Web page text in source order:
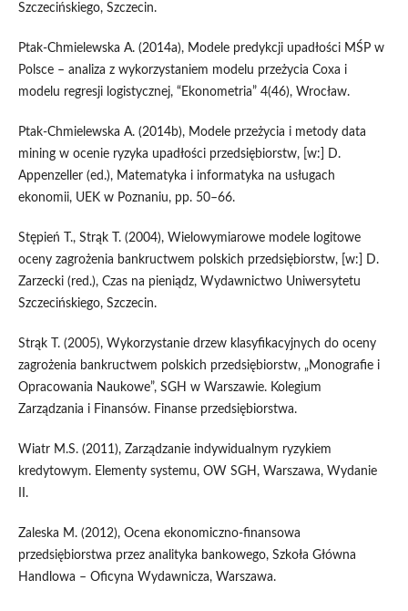
Szczecińskiego, Szczecin.
Ptak-Chmielewska A. (2014a), Modele predykcji upadłości MŚP w
Polsce – analiza z wykorzystaniem modelu przeżycia Coxa i
modelu regresji logistycznej, “Ekonometria” 4(46), Wrocław.
Ptak-Chmielewska A. (2014b), Modele przeżycia i metody data
mining w ocenie ryzyka upadłości przedsiębiorstw, [w:] D.
Appenzeller (ed.), Matematyka i informatyka na usługach
ekonomii, UEK w Poznaniu, pp. 50–66.
Stępień T., Strąk T. (2004), Wielowymiarowe modele logitowe
oceny zagrożenia bankructwem polskich przedsiębiorstw, [w:] D.
Zarzecki (red.), Czas na pieniądz, Wydawnictwo Uniwersytetu
Szczecińskiego, Szczecin.
Strąk T. (2005), Wykorzystanie drzew klasyfikacyjnych do oceny
zagrożenia bankructwem polskich przedsiębiorstw, „Monografie i
Opracowania Naukowe”, SGH w Warszawie. Kolegium
Zarządzania i Finansów. Finanse przedsiębiorstwa.
Wiatr M.S. (2011), Zarządzanie indywidualnym ryzykiem
kredytowym. Elementy systemu, OW SGH, Warszawa, Wydanie
II.
Zaleska M. (2012), Ocena ekonomiczno-finansowa
przedsiębiorstwa przez analityka bankowego, Szkoła Główna
Handlowa – Oficyna Wydawnicza, Warszawa.